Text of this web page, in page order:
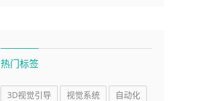
热门标签
3D视觉引导 视觉系统
自动化